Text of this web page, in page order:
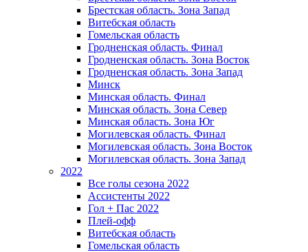
Брестская область. Зона Запад
Витебская область
Гомельская область
Гродненская область. Финал
Гродненская область. Зона Восток
Гродненская область. Зона Запад
Минск
Минская область. Финал
Минская область. Зона Север
Минская область. Зона Юг
Могилевская область. Финал
Могилевская область. Зона Восток
Могилевская область. Зона Запад
2022
Все голы сезона 2022
Ассистенты 2022
Гол + Пас 2022
Плей-офф
Витебская область
Гомельская область